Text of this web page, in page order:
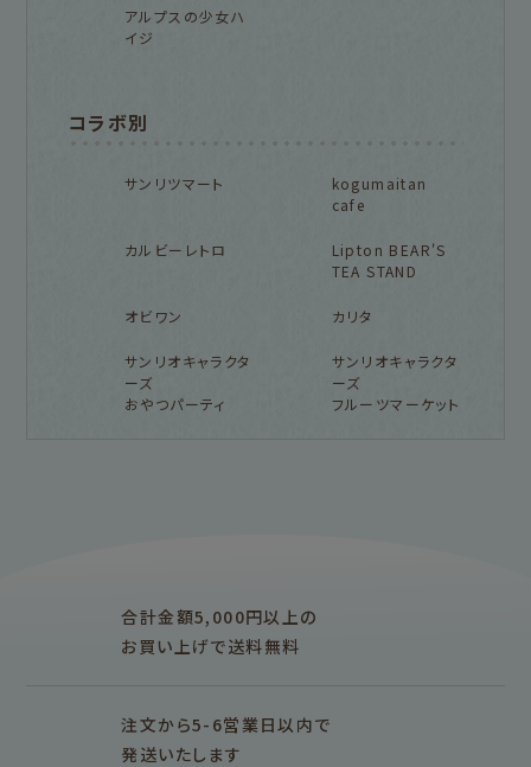
アルプスの少女ハ
イジ
コラボ別
サンリツマート
kogumaitan
cafe
カルビーレトロ
Lipton BEAR'S
TEA STAND
オビワン カリタ
サンリオキャラクタ
ーズ
おやつパーティ
サンリオキャラクタ
ーズ
フルーツマーケット
雑貨類
M5 M6
その他
おりがみ
合計金額5,000円以上の
お買い上げで送料無料
注文から5-6営業日以内で
発送いたします